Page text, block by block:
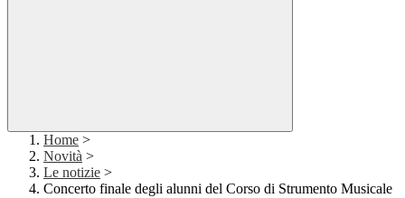
Home >
Novità >
Le notizie >
Concerto finale degli alunni del Corso di Strumento Musicale